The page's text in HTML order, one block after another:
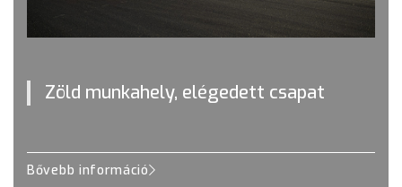
Zöld munkahely, elégedett csapat
Bővebb információ